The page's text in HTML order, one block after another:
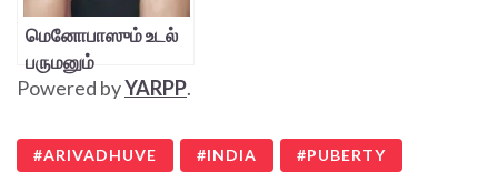
மெனோபாஸும் உடல்
பருமனும்
Powered byYARPP.
ARIVADHUVE INDIA PUBERTY